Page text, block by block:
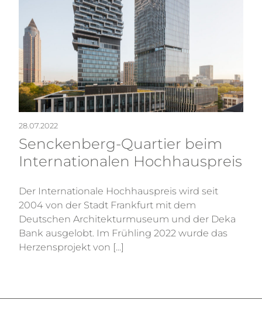
28.07.2022
Senckenberg-Quartier beim
Internationalen Hochhauspreis
Der Internationale Hochhauspreis wird seit
2004 von der Stadt Frankfurt mit dem
Deutschen Architekturmuseum und der Deka
Bank ausgelobt. Im Frühling 2022 wurde das
Herzensprojekt von [...]